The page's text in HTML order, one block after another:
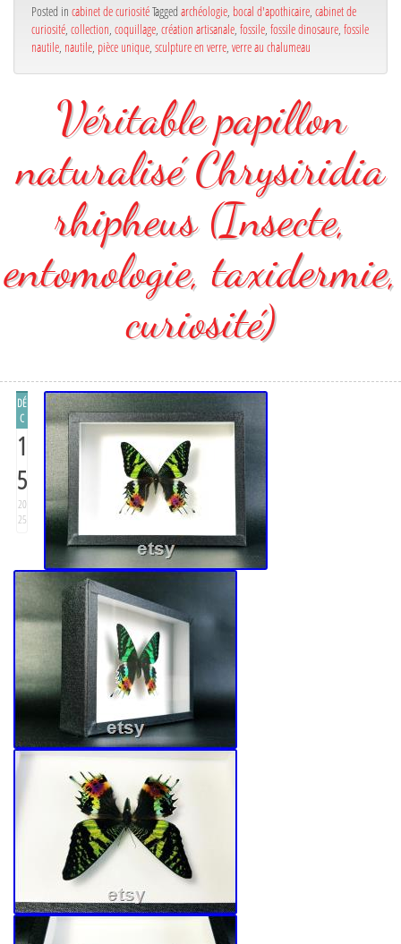
Posted in cabinet de curiositéTagged archéologie bocal d'apothicaire cabinet de
curiosité collection coquillage création artisanale fossile fossile dinosaure fossile
nautile nautile pièce unique sculpture en verre verre au chalumeau
Véritable papillon
naturalisé Chrysiridia
rhipheus (Insecte,
entomologie, taxidermie,
curiosité)
DÉ
C
1
5
20
25